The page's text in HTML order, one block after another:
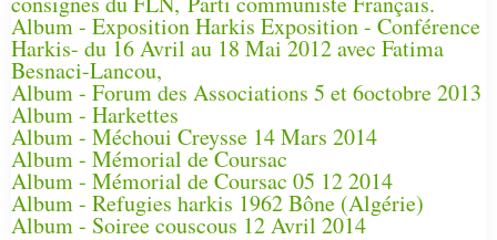
Album - Exposition Harkis Exposition - Conférence
Harkis- du 16 Avril au 18 Mai 2012 avec Fatima
Besnaci-Lancou,
Album - Forum des Associations 5 et 6octobre 2013
Album - Harkettes
Album - Méchoui Creysse 14 Mars 2014
Album - Mémorial de Coursac
Album - Mémorial de Coursac 05 12 2014
Album - Refugies harkis 1962 Bône (Algérie)
Album - Soiree couscous 12 Avril 2014